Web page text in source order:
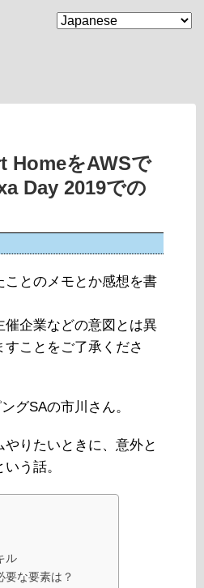
MENU
HomeをAWSで
Day 2019での
ことのメモとか感想を書
催企業などの意図とは異
ことをご了承くださ
グSAの市川さん。
りたいときに、意外と
う話。
ル
要な要素は？